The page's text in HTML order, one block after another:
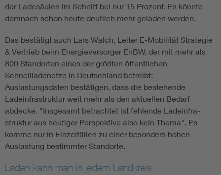
der Ladesäulen im Schnitt bei nur 15 Prozent. Es könnte
demnach schon heute deutlich mehr geladen werden.
Das bestätigt auch Lars Walch, Leiter E-Mobilität Strategie
& Vertrieb beim Energieversorger EnBW, der mit mehr als
800 Standorten eines der größten öffentlichen
Schnellladenetze in Deutschland betreibt:
Auslastungsdaten bestätigen, dass die bestehende
Ladeinfrastruktur weit mehr als den aktuellen Bedarf
abdecke. "Insgesamt betrachtet ist fehlende Lade­infra­
struktur aus heutiger Perspektive also kein Thema". Es
komme nur in Einzelfällen zu einer besonders hohen
Auslastung bestimmter Standorte.
Laden kann man in jedem Landkreis